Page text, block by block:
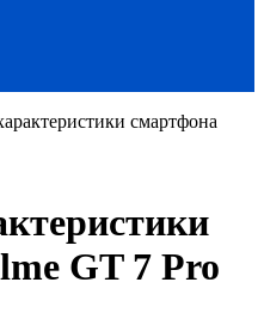
смартфона
GT 7 Pro